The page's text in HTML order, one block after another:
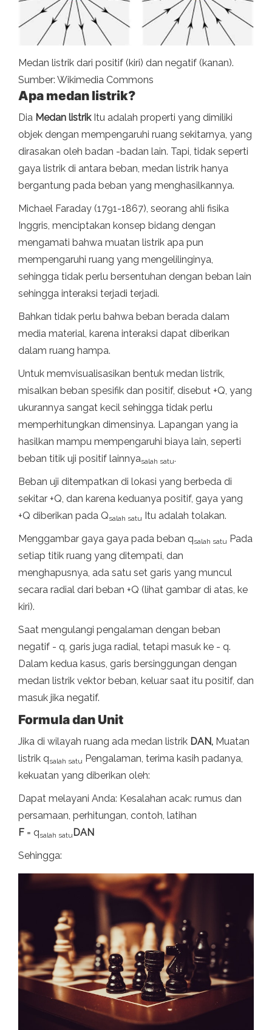
Medan listrik dari positif (kiri) dan negatif (kanan).
Sumber: Wikimedia Commons
Apa medan listrik?
Dia Medan listrikItu adalah properti yang dimiliki
objek dengan mempengaruhi ruang sekitarnya, yang
dirasakan oleh badan -badan lain. Tapi, tidak seperti
gaya listrik di antara beban, medan listrik hanya
bergantung pada beban yang menghasilkannya.
Michael Faraday (1791-1867), seorang ahli fisika
Inggris, menciptakan konsep bidang dengan
mengamati bahwa muatan listrik apa pun
mempengaruhi ruang yang mengelilinginya,
sehingga tidak perlu bersentuhan dengan beban lain
sehingga interaksi terjadi terjadi.
Bahkan tidak perlu bahwa beban berada dalam
media material, karena interaksi dapat diberikan
dalam ruang hampa.
Untuk memvisualisasikan bentuk medan listrik,
misalkan beban spesifik dan positif, disebut +Q, yang
ukurannya sangat kecil sehingga tidak perlu
memperhitungkan dimensinya. Lapangan yang ia
hasilkan mampu mempengaruhi biaya lain, seperti
beban titik uji positif lainnyasalah satu.
Beban uji ditempatkan di lokasi yang berbeda di
sekitar +Q, dan karena keduanya positif, gaya yang
+Q diberikan pada Qsalah satu Itu adalah tolakan.
Menggambar gaya gaya pada beban qsalah satu Pada
setiap titik ruang yang ditempati, dan
menghapusnya, ada satu set garis yang muncul
secara radial dari beban +Q (lihat gambar di atas, ke
kiri).
Saat mengulangi pengalaman dengan beban
negatif - q, garis juga radial, tetapi masuk ke - q.
Dalam kedua kasus, garis bersinggungan dengan
medan listrik vektor beban, keluar saat itu positif, dan
masuk jika negatif.
Formula dan Unit
Jika di wilayah ruang ada medan listrik DAN, Muatan
listrik qsalah satu Pengalaman, terima kasih padanya,
kekuatan yang diberikan oleh:
Dapat melayani Anda: Kesalahan acak: rumus dan
persamaan, perhitungan, contoh, latihan
F = qsalah satuDAN
Sehingga: